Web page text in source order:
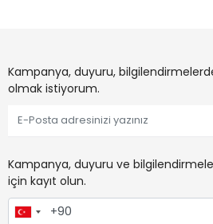
Kampanya, duyuru,
olmak istiyorum.
Kampanya, duyuru ve
için kayıt olun.